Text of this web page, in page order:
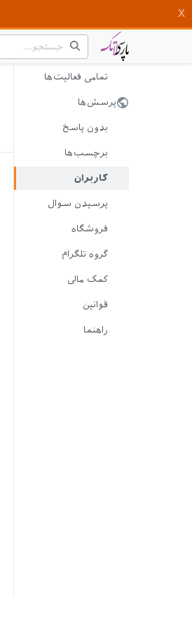
تمامی فعالیت‌ها
پرسش‌ها
بدون پاسخ
برچسب‌ها
کاربران
پرسیدن سوال
فروشگاه
گروه تلگرام
کمک مالی
قوانین
راهنما